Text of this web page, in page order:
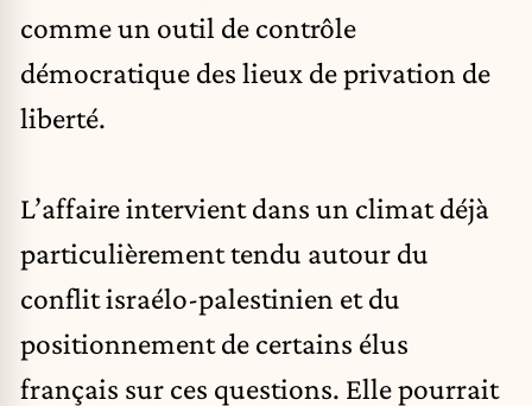
comme un outil de contrôle
démocratique des lieux de privation de
liberté.
L’affaire intervient dans un climat déjà
particulièrement tendu autour du
conflit israélo-palestinien et du
positionnement de certains élus
français sur ces questions. Elle pourrait